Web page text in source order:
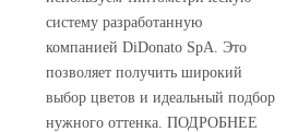
систему разработанную
компанией DiDonato SpA. Это
позволяет получить широкий
выбор цветов и идеальный подбор
нужного оттенка. ПОДРОБНЕЕ